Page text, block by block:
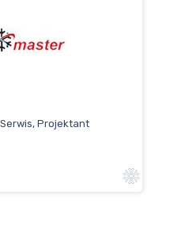
Projektant